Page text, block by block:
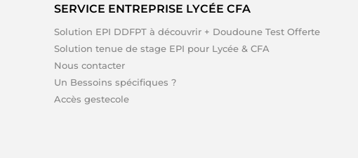
SERVICE ENTREPRISE LYCÉE CFA
Solution EPI DDFPT à découvrir + Doudoune Test Offerte
Solution tenue de stage EPI pour Lycée & CFA
Nous contacter
Un Bessoins spécifiques ?
Accès gestecole